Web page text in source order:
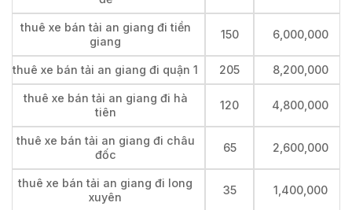
thuê xe bán tải an giang đi tiền
giang
150 6,000,000
thuê xe bán tải an giang đi quận 1 205 8,200,000
thuê xe bán tải an giang đi hà
tiên
120 4,800,000
thuê xe bán tải an giang đi châu
đốc
65 2,600,000
thuê xe bán tải an giang đi long
xuyên
35 1,400,000